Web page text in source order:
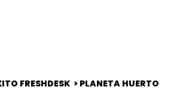
FRESHDESK > PLANETA HUERTO